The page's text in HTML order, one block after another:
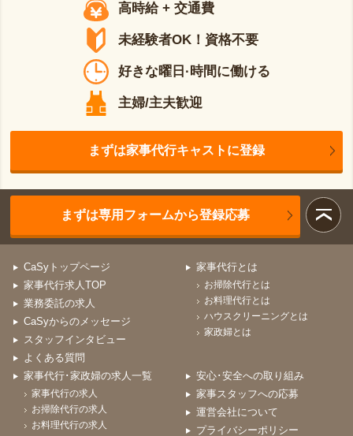
高時給 + 交通費
未経験者OK！資格不要
好きな曜日·時間に働ける
主婦/主夫歓迎
まずは家事代行キャストに登録
まずは専用フォームから登録応募
CaSyトップページ
家事代行求人TOP
業務委託の求人
CaSyからのメッセージ
スタッフインタビュー
よくある質問
家事代行とは
お掃除代行とは
お料理代行とは
ハウスクリーニングとは
家政婦とは
家事代行･家政婦の求人一覧
家事代行の求人
お掃除代行の求人
お料理代行の求人
安心･安全への取り組み
家事スタッフへの応募
運営会社について
プライバシーポリシー